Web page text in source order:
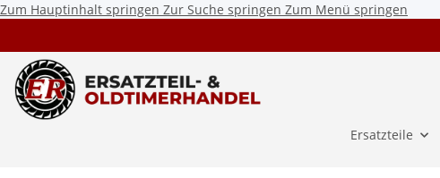
Zum Hauptinhalt springen Zur Suche springen Zum Menü springen
Ersatzteile